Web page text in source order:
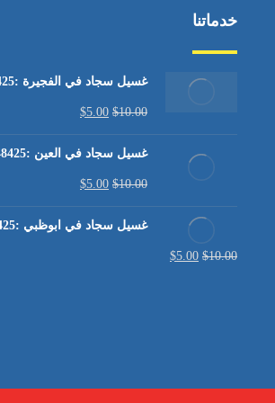
خدماتنا
غسيل سجاد في الفجيرة :0504348425
$10.00
$5.00
غسيل سجاد في العين :0504348425
$10.00
$5.00
غسيل سجاد في ابوظبي :0504348425
$10.00
$5.00